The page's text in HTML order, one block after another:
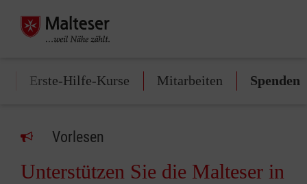
Erste-Hilfe-Kurse Mitarbeiten Spenden
Vorlesen
Unterstützen Sie die Malteser in